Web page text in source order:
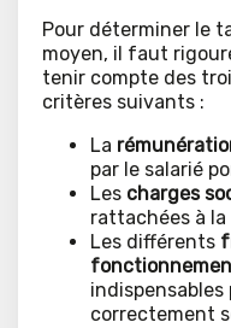
Pour déterminer le
moyen, il faut
tenir compte des
critères suivants :
La
par le salarié
Les charges
rattachées à
Les différents
correctement